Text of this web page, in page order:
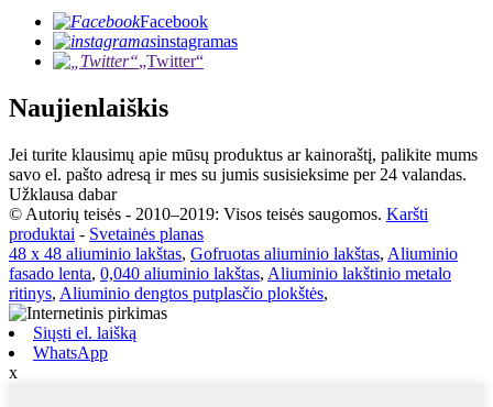
Facebook
instagramas
„Twitter“
Naujienlaiškis
Jei turite klausimų apie mūsų produktus ar kainoraštį, palikite mums
savo el. pašto adresą ir mes su jumis susisieksime per 24 valandas.
Užklausa dabar
© Autorių teisės - 2010–2019: Visos teisės saugomos. Karšti
produktai - Svetainės planas
48 x 48 aliuminio lakštas, Gofruotas aliuminio lakštas, Aliuminio
fasado lenta, 0,040 aliuminio lakštas, Aliuminio lakštinio metalo
ritinys, Aliuminio dengtos putplasčio plokštės,
Siųsti el. laišką
WhatsApp
x